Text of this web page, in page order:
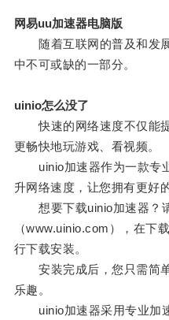
网易uu加速器电脑版
随着互联网的普及和发展
中不可或缺的一部分。
uinio怎么没了
快速的网络速度不仅能提
更畅快地玩游戏、看视频。
uinio加速器作为一款专
升网络速度，让您拥有更好
想要下载uinio加速器？
（www.uinio.com），在下
行下载安装。
安装完成后，您只需简单
乐趣。
uinio加速器采用专业加